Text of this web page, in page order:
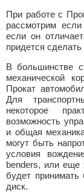
При работе с
рассмотрим
если он
придется
В большинстве
механической
Прокат
Для
некоторое
возможность
и общая
могут быть
условия
benders, или еще
будет принимать
диск.